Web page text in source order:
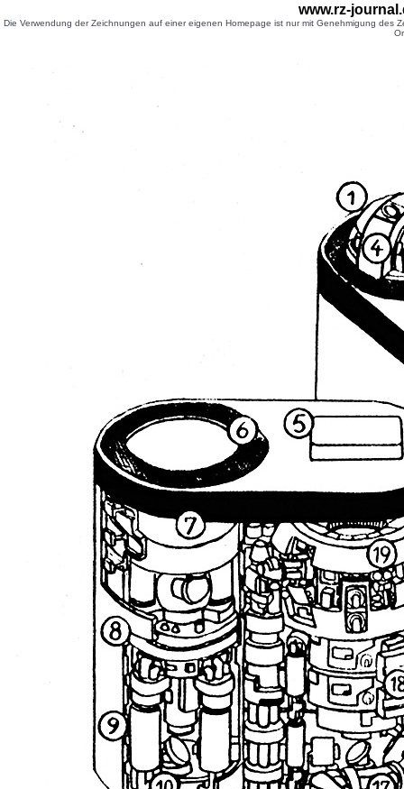
www.rz-
Die Verwendung der Zeichnungen auf einer eigenen Homepage ist nur mit Genehmigung